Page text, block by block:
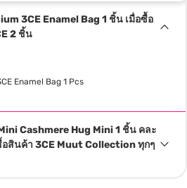
3CE Enamel Bag 1 ชิ้น เมื่อซื้อ
2 ชิ้น
Enamel Bag 1 Pcs
Cashmere Hug Mini 1 ชิ้น คละ
อสินค้า 3CE Muut Collection ทุกๆ